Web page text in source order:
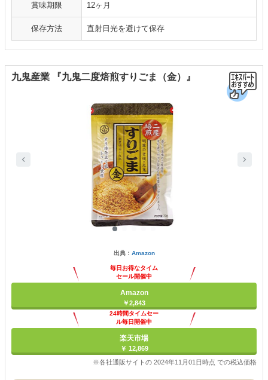
賞味期限 12ヶ月
保存方法 直射日光を避けて保存
九鬼産業 『九鬼二度焙煎すりごま（金）』
出典： Amazon
毎日お得なタイム
セール開催中
Amazon
￥2,843
24時間タイムセー
ル毎日開催中
楽天市場
￥ 12,869
※各社通販サイトの 2024年11月01日時点 での税込価格